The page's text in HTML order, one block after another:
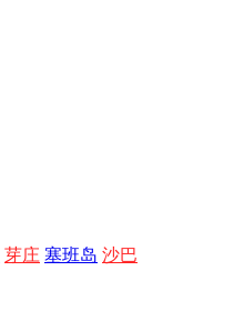
芽庄 塞班岛 沙巴